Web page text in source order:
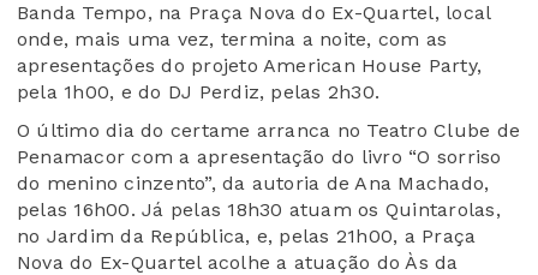
Banda Tempo, na Praça Nova do Ex-Quartel, local
onde, mais uma vez, termina a noite, com as
apresentações do projeto American House Party,
pela 1h00, e do DJ Perdiz, pelas 2h30.
O último dia do certame arranca no Teatro Clube de
Penamacor com a apresentação do livro “O sorriso
do menino cinzento”, da autoria de Ana Machado,
pelas 16h00. Já pelas 18h30 atuam os Quintarolas,
no Jardim da República, e, pelas 21h00, a Praça
Nova do Ex-Quartel acolhe a atuação do Às da